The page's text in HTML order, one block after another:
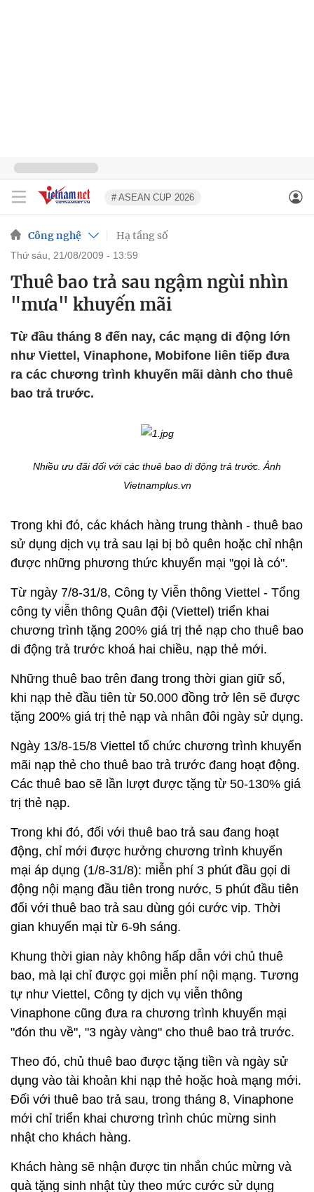
# ASEAN CUP 2026
Công nghệ Hạ tầng số
thứ sáu, 21/08/2009 - 13:59
Thuê bao trả sau ngậm ngùi nhìn
"mưa" khuyến mãi
Từ đầu tháng 8 đến nay, các mạng di động lớn
như Viettel, Vinaphone, Mobifone liên tiếp đưa
ra các chương trình khuyến mãi dành cho thuê
bao trả trước.
Nhiều ưu đãi đối với các thuê bao di động trả trước. Ảnh
Vietnamplus.vn
Trong khi đó, các khách hàng trung thành - thuê bao
sử dụng dịch vụ trả sau lại bị bỏ quên hoặc chỉ nhận
được những phương thức khuyến mại "gọi là có".
Từ ngày 7/8-31/8, Công ty Viễn thông Viettel - Tổng
công ty viễn thông Quân đội (Viettel) triển khai
chương trình tặng 200% giá trị thẻ nạp cho thuê bao
di động trả trước khoá hai chiều, nạp thẻ mới.
Những thuê bao trên đang trong thời gian giữ số,
khi nạp thẻ đầu tiên từ 50.000 đồng trở lên sẽ được
tặng 200% giá trị thẻ nạp và nhân đôi ngày sử dụng.
Ngày 13/8-15/8 Viettel tổ chức chương trình khuyến
mãi nạp thẻ cho thuê bao trả trước đang hoạt động.
Các thuê bao sẽ lần lượt được tặng từ 50-130% giá
trị thẻ nạp.
Trong khi đó, đối với thuê bao trả sau đang hoạt
động, chỉ mới được hưởng chương trình khuyến
mại áp dụng (1/8-31/8): miễn phí 3 phút đầu gọi di
động nội mạng đầu tiên trong nước, 5 phút đầu tiên
đối với thuê bao trả sau dùng gói cước vip. Thời
gian khuyến mại từ 6-9h sáng.
Khung thời gian này không hấp dẫn với chủ thuê
bao, mà lại chỉ được gọi miễn phí nội mạng. Tương
tự như Viettel, Công ty dịch vụ viễn thông
Vinaphone cũng đưa ra chương trình khuyến mại
"đón thu về", "3 ngày vàng" cho thuê bao trả trước.
Theo đó, chủ thuê bao được tặng tiền và ngày sử
dụng vào tài khoản khi nạp thẻ hoặc hoà mạng mới.
Đối với thuê bao trả sau, trong tháng 8, Vinaphone
mới chỉ triển khai chương trình chúc mừng sinh
nhật cho khách hàng.
Khách hàng sẽ nhận được tin nhắn chúc mừng và
quà tặng sinh nhật tùy theo mức cước sử dụng